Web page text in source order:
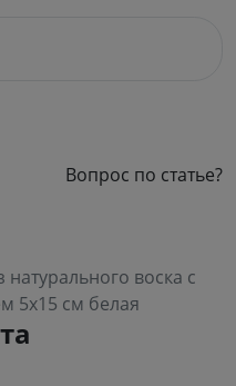
Вопрос по статье?
воска с
5x15 см белая